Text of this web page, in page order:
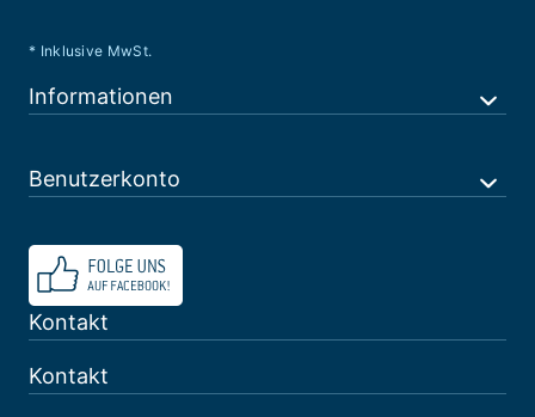
* Inklusive MwSt.
Informationen
Benutzerkonto
Kontakt
Kontakt